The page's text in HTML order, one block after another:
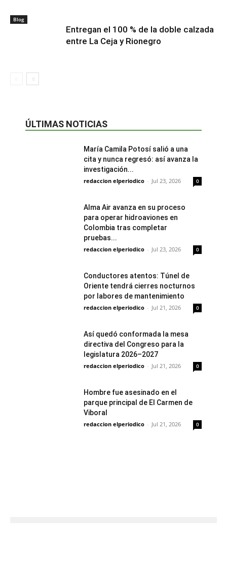
Blog
Entregan el 100 % de la doble calzada
entre La Ceja y Rionegro
ÚLTIMAS NOTICIAS
María Camila Potosí salió a una
cita y nunca regresó: así avanza la
investigación...
redaccion elperiodico - Jul 23, 2026 0
Alma Air avanza en su proceso
para operar hidroaviones en
Colombia tras completar
pruebas...
redaccion elperiodico - Jul 23, 2026 0
Conductores atentos: Túnel de
Oriente tendrá cierres nocturnos
por labores de mantenimiento
redaccion elperiodico - Jul 21, 2026 0
Así quedó conformada la mesa
directiva del Congreso para la
legislatura 2026–2027
redaccion elperiodico - Jul 21, 2026 0
Hombre fue asesinado en el
parque principal de El Carmen de
Viboral
redaccion elperiodico - Jul 21, 2026 0